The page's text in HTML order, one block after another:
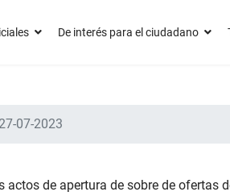
De interés para el ciudadano
07-2023
actos de apertura de sobre de ofertas